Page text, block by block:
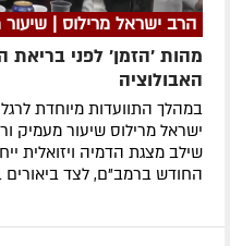
הרב ישראל מרילוס |
מהות 'הזמן' לפני בריאת
האבולוציה
במהלך התוועדות מיוחדת
ישראל מרילוס שיעור מעמיק
שילב מצגת הדמיה ויזואלית
החודש ברמב"ם, לצד ביאורים